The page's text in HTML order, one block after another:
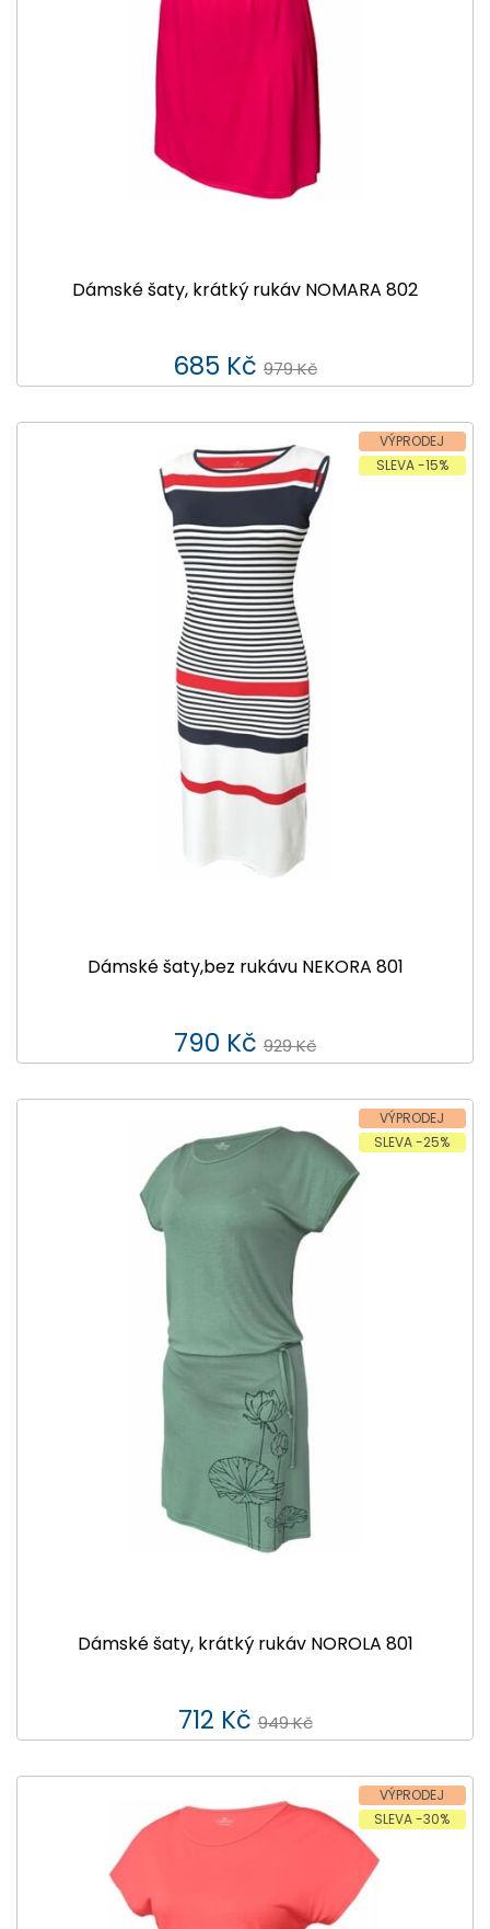
Dámské šaty, krátký rukáv NOMARA 802
685 Kč 979 Kč
VÝPRODEJ
SLEVA -15%
Dámské šaty,bez rukávu NEKORA 801
790 Kč 929 Kč
VÝPRODEJ
SLEVA -25%
Dámské šaty, krátký rukáv NOROLA 801
712 Kč 949 Kč
VÝPRODEJ
SLEVA -30%